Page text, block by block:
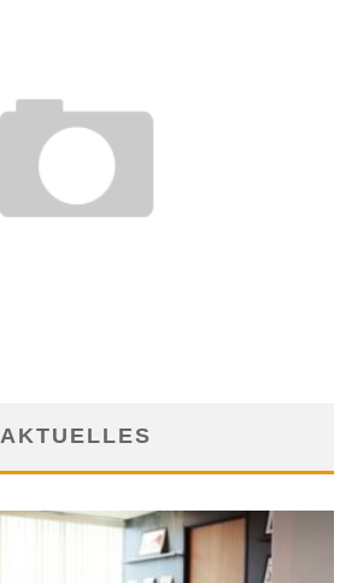
AKTUELLES